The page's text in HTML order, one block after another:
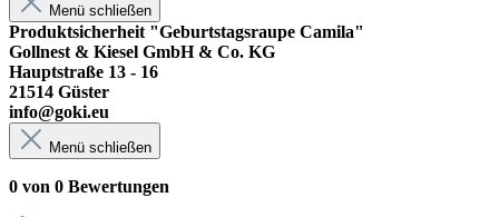
Menü schließen
Produktsicherheit "Geburtstagsraupe Camila"
Gollnest & Kiesel GmbH & Co. KG
Hauptstraße 13 - 16
21514 Güster
info@goki.eu
Menü schließen
0 von 0 Bewertungen